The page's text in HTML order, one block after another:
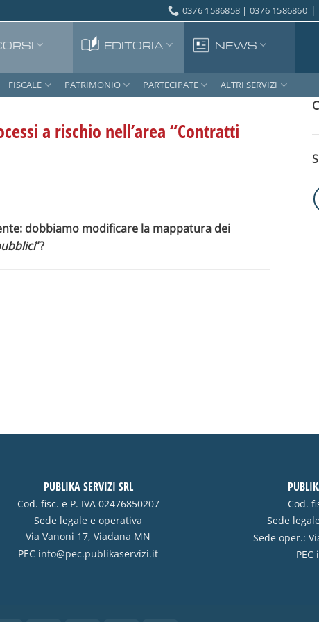
0376 1586858 | 0376 1586860
EDITORIA NEWS
FISCALE PATRIMONIO PARTECIPATE ALTRI SERVIZI
a rischio nell’area “Contratti
dobbiamo modificare la mappatura dei
”?
PUBLIKA SERVIZI SRL
Cod. fisc. e P. IVA 02476850207
Sede legale e operativa
Via Vanoni 17, Viadana MN
PEC info@pec.publikaservizi.it
Cod.
Sede
Sede oper.:
PEC